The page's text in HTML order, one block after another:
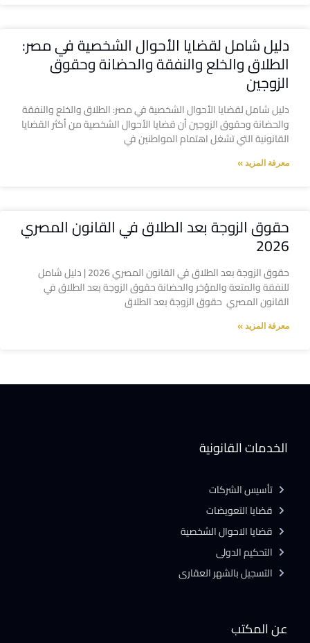
دليل شامل لقضايا الأحوال الشخصية في مصر:
الطلاق والخلع والنفقة والحضانة وحقوق
الزوجين
دليل شامل لقضايا الأحوال الشخصية في مصر: الطلاق والخلع والنفقة
والحضانة وحقوق الزوجين أن قضايا الأحوال الشخصية من أكثر القضايا
القانونية التي تشغل اهتمام المواطنين في
معرفة المزيد »
حقوق الزوجة بعد الطلاق في القانون المصري
2026
حقوق الزوجة بعد الطلاق في القانون المصري 2026 | دليل شامل
للنفقة والمتعة والمؤخر والحضانة حقوق الزوجة بعد الطلاق في
القانون المصري حقوق الزوجة بعد الطلاق
معرفة المزيد »
عن المكتب
الخدمات القانونية
تأسيس الشركات
قضايا التعويضات
قضايا الاحوال الشخصية
التحكيم الدولى
التسجيل بالشهر العقارى